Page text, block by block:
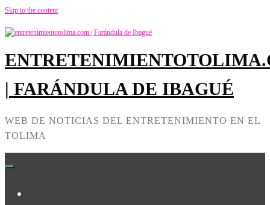
Skip to the content
| FARÁNDULA DE IBAGUÉ
WEB DE NOTICIAS DEL ENTRETENIMIENTO EN EL
TOLIMA